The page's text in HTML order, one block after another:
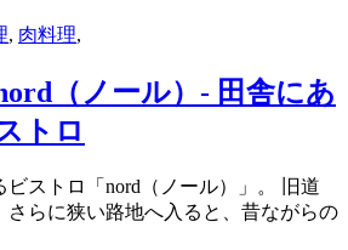
, 肉料理,
（ノール）- 田舎にあ
トロ
ストロ「nord（ノール）」。 旧道
さらに狭い路地へ入ると、昔ながらの